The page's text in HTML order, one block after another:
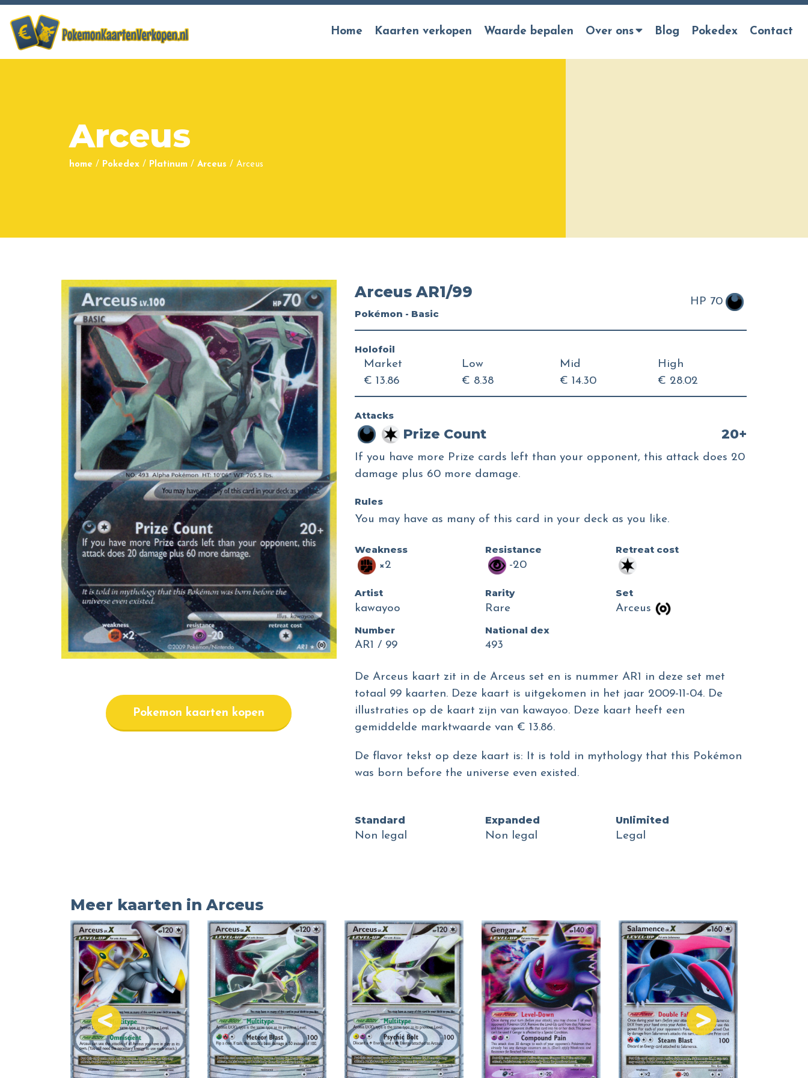
Home Kaarten verkopen Waarde bepalen Over ons Blog Pokedex Contact
Arceus
home / Pokedex / Platinum / Arceus / Arceus
Pokemon kaarten kopen
Arceus AR1/99
Pokémon - Basic
HP 70
Holofoil
Market
€ 13.86
Low
€ 8.38
Mid
€ 14.30
High
€ 28.02
Attacks
Prize Count 20+
If you have more Prize cards left than your opponent, this attack does 20
damage plus 60 more damage.
Rules
You may have as many of this card in your deck as you like.
Weakness
×2
Resistance
-20
Retreat cost
Artist
kawayoo
Rarity
Rare
Set
Arceus
Number
AR1 / 99
National dex
493
De Arceus kaart zit in de Arceus set en is nummer AR1 in deze set met
totaal 99 kaarten. Deze kaart is uitgekomen in het jaar 2009-11-04. De
illustraties op de kaart zijn van kawayoo. Deze kaart heeft een
gemiddelde marktwaarde van € 13.86.
De flavor tekst op deze kaart is: It is told in mythology that this Pokémon
was born before the universe even existed.
Standard
Non legal
Expanded
Non legal
Unlimited
Legal
Meer kaarten in Arceus